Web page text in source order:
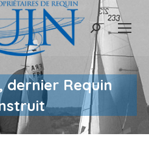
Recherche
dernier Requin